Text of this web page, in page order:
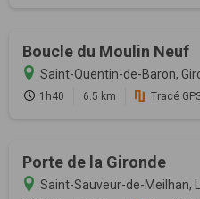
Boucle du Moulin Neuf
Saint-Quentin-de-Baron,
1h40 6.5 km Tracé
Porte de la Gironde
Saint-Sauveur-de-Meilhan,